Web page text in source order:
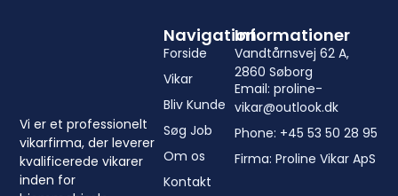
Vi er et professionelt
vikarfirma, der leverer
kvalificerede vikarer
inden for
Navigation
Forside
Vikar
Bliv Kunde
Søg Job
Om os
Kontakt
Informationer
Vandtårnsvej 62 A,
2860 Søborg
Email: proline-
vikar@outlook.dk
Phone: +45 53 50 28 95
Firma: Proline Vikar ApS